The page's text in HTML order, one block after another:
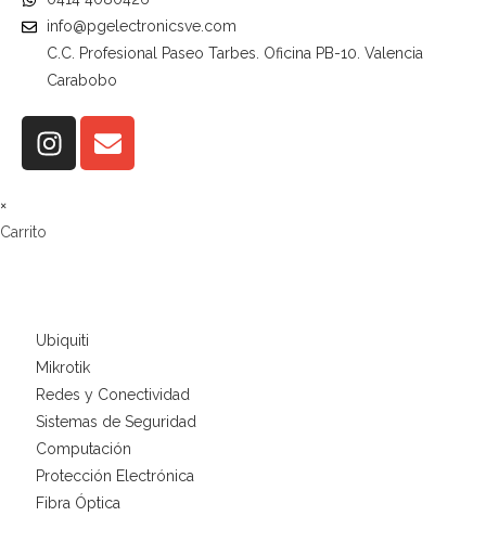
info@pgelectronicsve.com
C.C. Profesional Paseo Tarbes. Oficina PB-10. Valencia
Carabobo
×
Carrito
Ubiquiti
Mikrotik
Redes y Conectividad
Sistemas de Seguridad
Computación
Protección Electrónica
Fibra Óptica